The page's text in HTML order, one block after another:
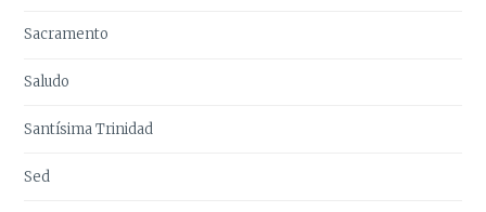
Sacramento
Saludo
Santísima Trinidad
Sed